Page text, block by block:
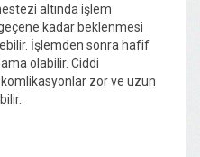
altında işlem
kadar beklenmesi
İşlemden sonra hafif
olabilir. Ciddi
zor ve uzun